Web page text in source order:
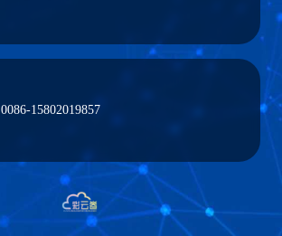
0086-15802019857